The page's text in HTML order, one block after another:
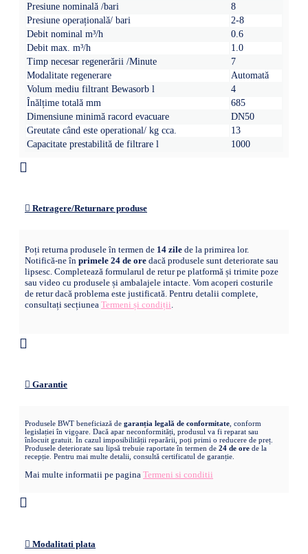
Presiune nominală /bari
8
Presiune operațională/ bari
2-8
Debit nominal m³/h
0.6
Debit max. m³/h
1.0
Timp necesar regenerării /Minute
7
Modalitate regenerare
Automată
Volum mediu filtrant Bewasorb l
4
Înălțime totală mm
685
Dimensiune minimă racord evacuare
DN50
Greutate când este operational/ kg cca.
13
Capacitate prestabilită de filtrare l
1000
Retragere/Returnare produse
Poți returna produsele în termen de 14 zile de la primirea lor.
Notifică-ne în primele 24 de ore dacă produsele sunt deteriorate sau
lipsesc. Completează formularul de retur pe platformă și trimite poze
sau video cu produsele și ambalajele intacte. Vom acoperi costurile
de retur dacă problema este justificată. Pentru detalii complete,
consultați secțiunea Termeni și condiții.
Garantie
Produsele BWT beneficiază de garanția legală de conformitate , conform
legislației în vigoare. Dacă apar neconformități, produsul va fi reparat sau
înlocuit gratuit. În cazul imposibilității reparării, poți primi o reducere de preț.
Produsele deteriorate sau lipsă trebuie raportate în termen de 24 de ore de la
recepție. Pentru mai multe detalii, consultă certificatul de garanție.
Mai multe informatii pe pagina Termeni si conditii
Modalitati plata